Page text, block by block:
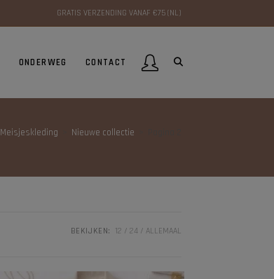
GRATIS VERZENDING VANAF €75 (NL)
ONDERWEG CONTACT
Meisjeskleding Nieuwe collectie
BEKIJKEN: 12 24 ALLEMAAL